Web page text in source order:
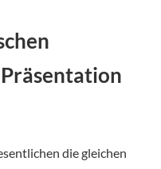
die gleichen